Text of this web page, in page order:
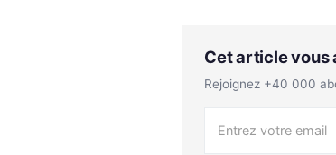
Cet article vous
Rejoignez +40 000